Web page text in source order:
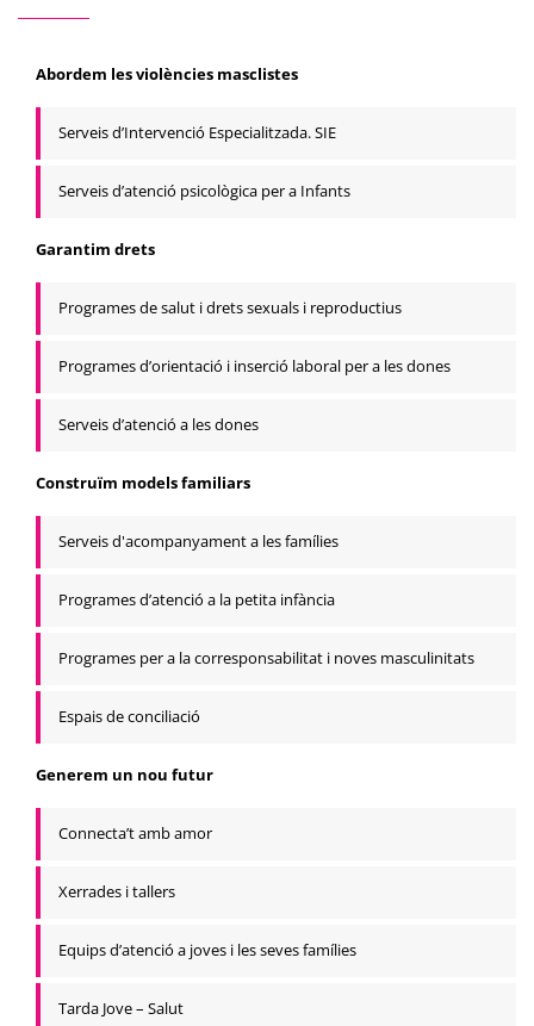
Abordem les violències masclistes
Serveis d’Intervenció Especialitzada. SIE
Serveis d’atenció psicològica per a Infants
Garantim drets
Programes de salut i drets sexuals i reproductius
Programes d’orientació i inserció laboral per a les dones
Serveis d’atenció a les dones
Construïm models familiars
Serveis d'acompanyament a les famílies
Programes d’atenció a la petita infància
Programes per a la corresponsabilitat i noves masculinitats
Espais de conciliació
Generem un nou futur
Connecta’t amb amor
Xerrades i tallers
Equips d’atenció a joves i les seves famílies
Tarda Jove – Salut